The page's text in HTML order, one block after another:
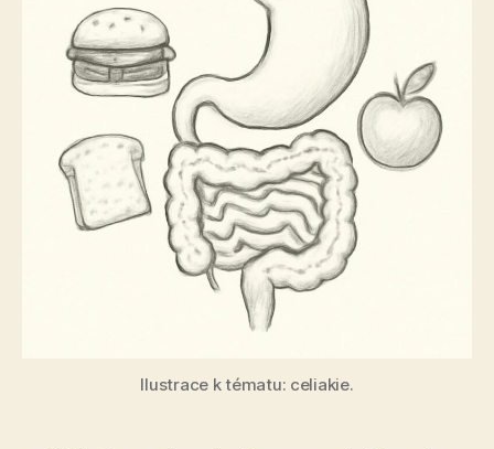
Ilustrace k tématu: celiakie.